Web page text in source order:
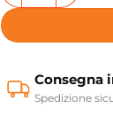
Consegna
Spedizione